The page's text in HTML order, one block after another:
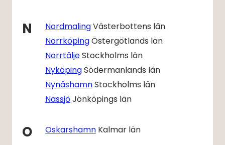
N NordmalingVästerbottens län
NorrköpingÖstergötlands län
NorrtäljeStockholms län
NyköpingSödermanlands län
NynäshamnStockholms län
NässjöJönköpings län
O Oskarshamn Kalmar län